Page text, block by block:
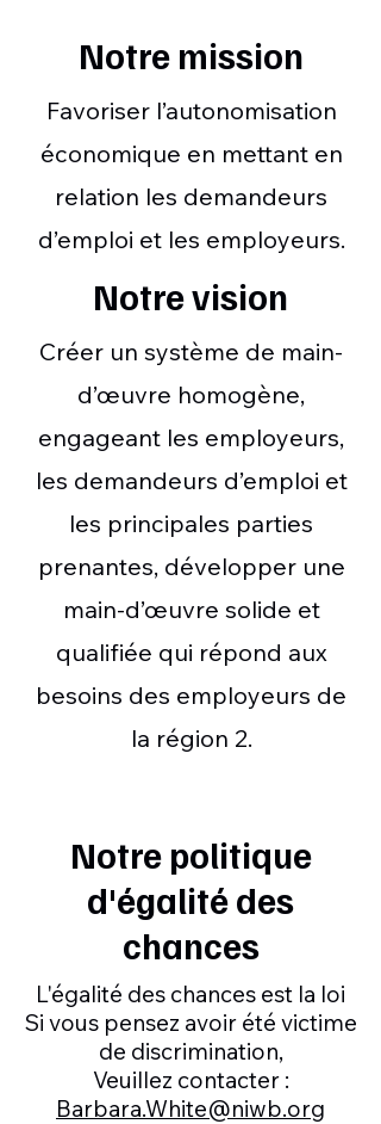
Notre mission
Favoriser l’autonomisation
économique en mettant en
relation les demandeurs
d’emploi et les employeurs.
Notre vision
Créer un système de main-
d’œuvre homogène,
engageant les employeurs,
les demandeurs d’emploi et
les principales parties
prenantes, développer une
main-d’œuvre solide et
qualifiée qui répond aux
besoins des employeurs de
la région 2.
Notre politique
d'égalité des
chances
L'égalité des chances est la loi
Si vous pensez avoir été victime
de discrimination,
Veuillez contacter :
Barbara.White@niwb.org